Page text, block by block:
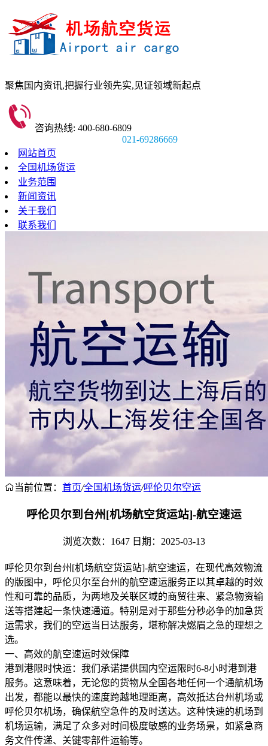
聚焦国内资讯,把握行业领先实,见证领域新起点
咨询热线: 400-680-6809
021-69286669
网站首页
全国机场货运
业务范围
新闻资讯
关于我们
联系我们
当前位置： 首页/全国机场货运/呼伦贝尔空运
呼伦贝尔到台州[机场航空货运站]-航空速运
浏览次数：1647 日期：2025-03-13
呼伦贝尔到台州[机场航空货运站]-航空速运，在现代高效物流
的版图中，呼伦贝尔至台州的航空速运服务正以其卓越的时效
性和可靠的品质，为两地及关联区域的商贸往来、紧急物资输
送等搭建起一条快速通道。特别是对于那些分秒必争的加急货
运需求，我们的空运当日达服务，堪称解决燃眉之急的理想之
选。
一、高效的航空速运时效保障
港到港限时快运：我们承诺提供国内空运限时6-8小时港到港
服务。这意味着，无论您的货物从全国各地任何一个通航机场
出发，都能以最快的速度跨越地理距离，高效抵达台州机场或
呼伦贝尔机场，确保航空急件的及时送达。这种快速的机场到
机场运输，满足了众多对时间极度敏感的业务场景，如紧急商
务文件传递、关键零部件运输等。